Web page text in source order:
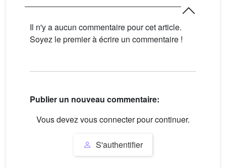
Il n'y a aucun commentaire pour cet article.
Soyez le premier à écrire un commentaire !
Publier un nouveau commentaire:
Vous devez vous connecter pour continuer.
S'authentifier